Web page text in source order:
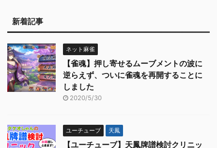
新着記事
ネット麻雀
【雀魂】押し寄せるムーブメントの波に
逆らえず、ついに雀魂を再開することに
しました
2020/5/30
ユーチューブ 天鳳
【ユーチューブ】天鳳牌譜検討クリニッ